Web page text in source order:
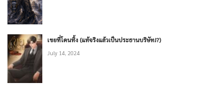
เขยที่โดนทิ้ง (แท้จริงแล้วเป็นประธานบริษัท!?)
July 14, 2024